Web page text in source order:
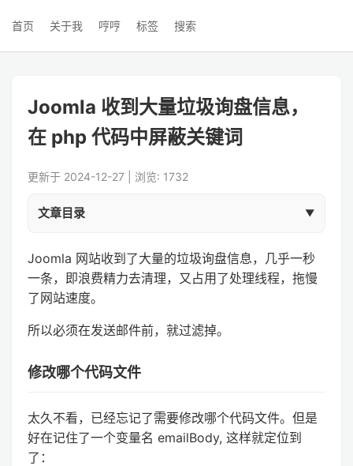
首页 关于我 哼哼 标签 搜索
Joomla 收到大量垃圾询盘信息，
在 php 代码中屏蔽关键词
更新于 2024-12-27 | 浏览: 1732
文章目录
Joomla 网站收到了大量的垃圾询盘信息，几乎一秒
一条，即浪费精力去清理，又占用了处理线程，拖慢
了网站速度。
所以必须在发送邮件前，就过滤掉。
修改哪个代码文件
太久不看，已经忘记了需要修改哪个代码文件。但是
好在记住了一个变量名 emailBody, 这样就定位到
了：